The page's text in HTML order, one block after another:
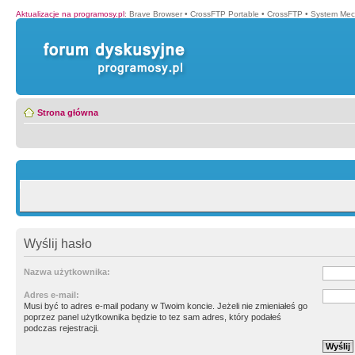
Aktualizacje na programosy.pl: Brave Browser • CrossFTP Portable • CrossFTP • System
Strona główna
Wyślij hasło
Nazwa użytkownika:
Adres e-mail:
Musi być to adres e-mail podany w Twoim koncie. Jeżeli nie zmieniałeś go
poprzez panel użytkownika będzie to tez sam adres, który podałeś
podczas rejestracji.